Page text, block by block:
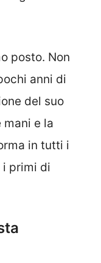
posto. Non
anni di
del suo
e la
in tutti i
primi di